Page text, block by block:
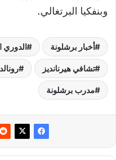
وبنفكيا البرتغالي.
أخبار برشلونة الدوري
تشافي هيرنانديز
مدرب برشلونة